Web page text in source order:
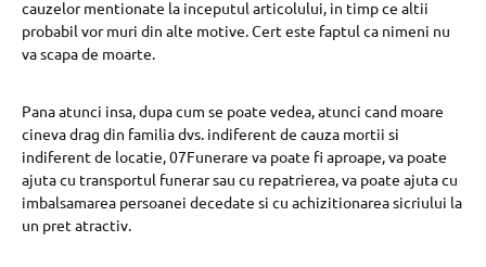
cauzelor mentionate la inceputul articolului, in timp ce altii
probabil vor muri din alte motive. Cert este faptul ca nimeni nu
va scapa de moarte.
Pana atunci insa, dupa cum se poate vedea, atunci cand moare
cineva drag din familia dvs. indiferent de cauza mortii si
indiferent de locatie, 07Funerare va poate fi aproape, va poate
ajuta cu transportul funerar sau cu repatrierea, va poate ajuta cu
imbalsamarea persoanei decedate si cu achizitionarea sicriului la
un pret atractiv.